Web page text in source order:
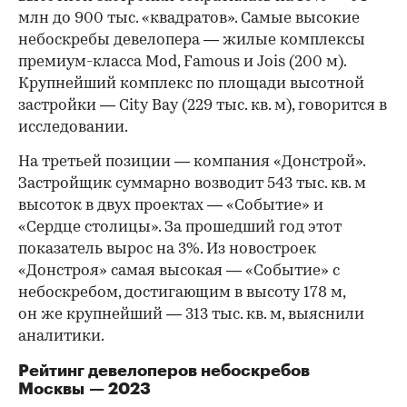
00:00
млн до 900 тыс. «квадратов». Самые высокие
небоскребы девелопера — жилые комплексы
премиум-класса Mod, Famous и Jois (200 м).
Крупнейший комплекс по площади высотной
застройки — City Bay (229 тыс. кв. м), говорится в
исследовании.
На третьей позиции — компания «Донстрой».
Застройщик суммарно возводит 543 тыс. кв. м
высоток в двух проектах — «Событие» и
«Сердце столицы». За прошедший год этот
показатель вырос на 3%. Из новостроек
«Донстроя» самая высокая — «Событие» с
небоскребом, достигающим в высоту 178 м,
он же крупнейший — 313 тыс. кв. м, выяснили
аналитики.
Рейтинг девелоперов небоскребов
Москвы — 2023